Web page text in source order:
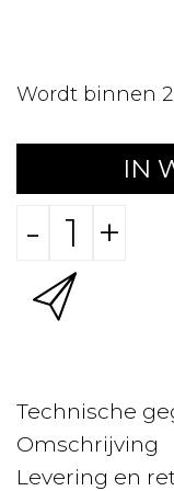
Wordt binnen
IN
- +
Technische
Omschrijving
Levering en